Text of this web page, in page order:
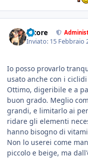
tatore
Inviato: 15 Febbraio
Io posso provarlo
usato anche con i
Ottimo, digeribile e a
buon grado. Meglio
grandi, e limitarlo ai
ridare gli elementi
hanno bisogno di
Non lo userei come
piccolo e beige, ma